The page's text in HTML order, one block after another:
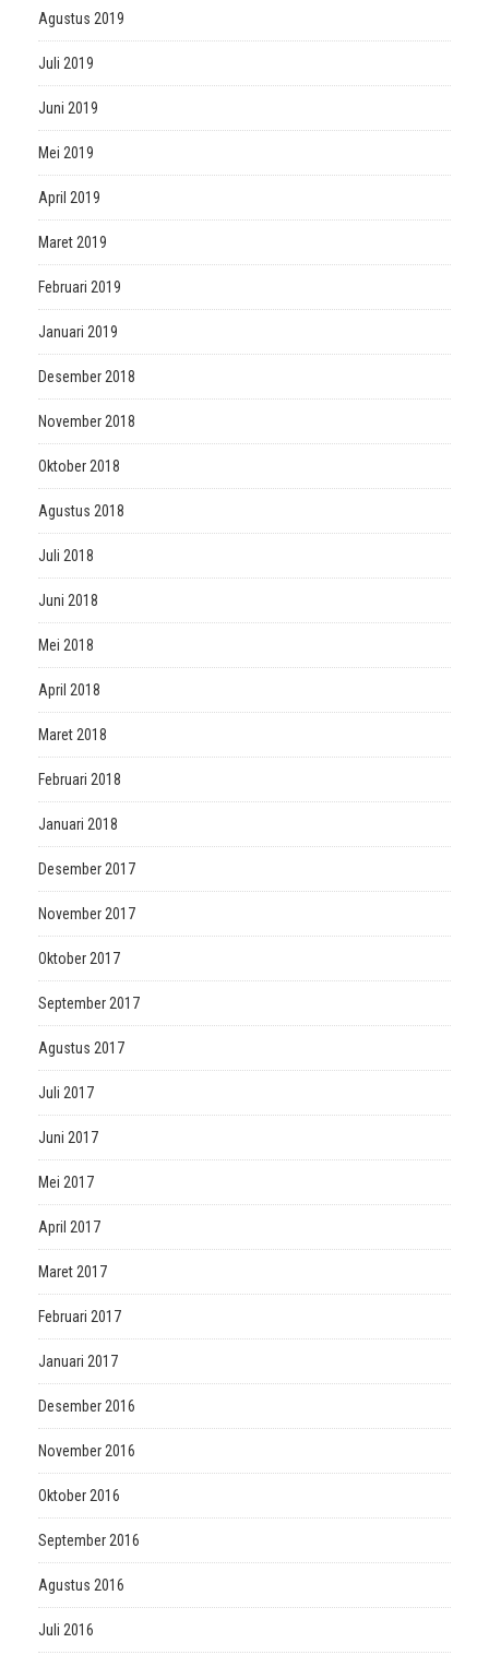
Agustus 2019
Juli 2019
Juni 2019
Mei 2019
April 2019
Maret 2019
Februari 2019
Januari 2019
Desember 2018
November 2018
Oktober 2018
Agustus 2018
Juli 2018
Juni 2018
Mei 2018
April 2018
Maret 2018
Februari 2018
Januari 2018
Desember 2017
November 2017
Oktober 2017
September 2017
Agustus 2017
Juli 2017
Juni 2017
Mei 2017
April 2017
Maret 2017
Februari 2017
Januari 2017
Desember 2016
November 2016
Oktober 2016
September 2016
Agustus 2016
Juli 2016